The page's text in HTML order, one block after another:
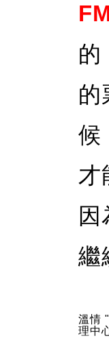
的
的
候
才
繼
溫情
理中